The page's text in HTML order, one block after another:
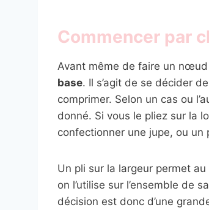
Commencer par
Avant même de faire un
base. Il s’agit de se décider
comprimer. Selon un cas ou
donné. Si vous le pliez sur la
confectionner une jupe, ou un
Un pli sur la largeur permet
on l’utilise sur l’ensemble de
décision est donc d’une